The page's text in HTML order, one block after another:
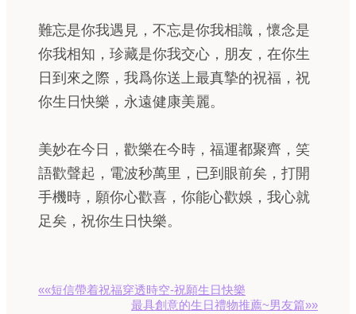
難忘是你我遇見，不忘是你我相識，懷念是
你我相知，珍藏是你我交心，朋友，在你生
日到來之際，我爲你送上最真摯的祝福，祝
你生日快樂，永遠健康美麗。
美妙在今日，歡樂在今時，福運都聚齊，笑
語歡聲起，電波秒萬里，已到眼前矣，打開
手機時，願你心歡喜，你能心歡娛，我心就
足矣，祝你生日快樂。
««短信帶着祝福穿透時空-祝願生日快樂
最具創意的生日禮物推薦~男友篇»»